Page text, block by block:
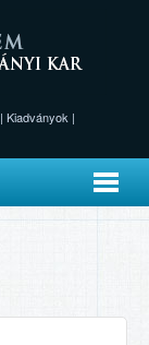
| Kiadványok |